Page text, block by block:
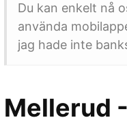
Du kan enkelt nå
använda
jag hade inte
Mellerud